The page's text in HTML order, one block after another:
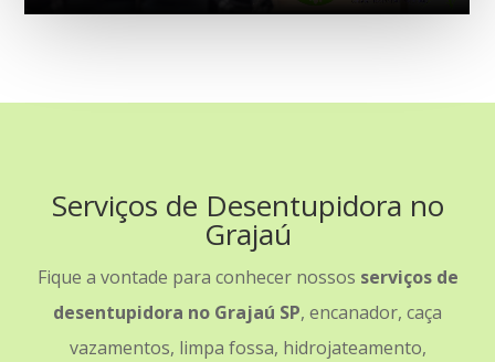
Serviços de Desentupidora no
Grajaú
Fique a vontade para conhecer nossos serviços de
desentupidora no Grajaú SP, encanador, caça
vazamentos, limpa fossa, hidrojateamento,